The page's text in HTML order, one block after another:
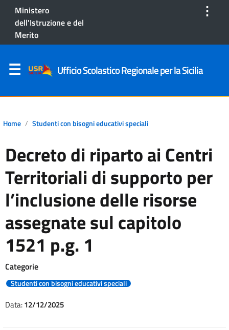
Ministero
dell'Istruzione e del
Merito
⋮
Ufficio Scolastico Regionale per la Sicilia
Home Studenti con bisogni educativi speciali
Decreto di riparto ai Centri
Territoriali di supporto per
l’inclusione delle risorse
assegnate sul capitolo
1521 p.g. 1
Categorie
Studenti con bisogni educativi speciali
Data:12/12/2025